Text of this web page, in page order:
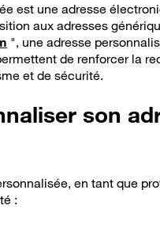
est une adresse
aux adresses
", une adresse
de renforcer la
et de sécurité.
son
en tant que
: